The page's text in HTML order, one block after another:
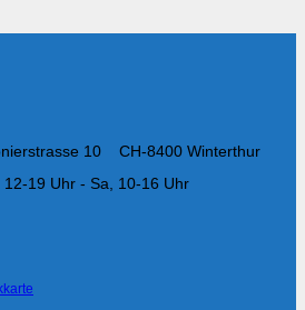
10 CH-8400 Winterthur
12-19 Uhr - Sa, 10-16 Uhr